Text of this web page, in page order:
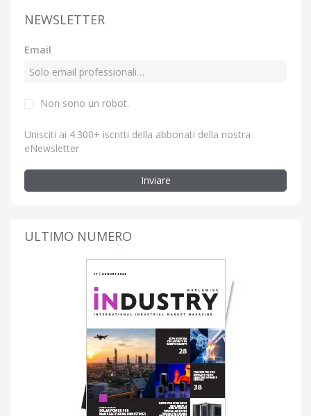
NEWSLETTER
Email
Non sono un robot.
Unisciti ai 4.300+ iscritti della abbonati della nostra
eNewsletter
Inviare
ULTIMO NUMERO